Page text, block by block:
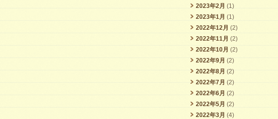
2023年2月 (1)
2023年1月 (1)
2022年12月 (2)
2022年11月 (2)
2022年10月 (2)
2022年9月 (2)
2022年8月 (2)
2022年7月 (2)
2022年6月 (2)
2022年5月 (2)
2022年3月 (4)